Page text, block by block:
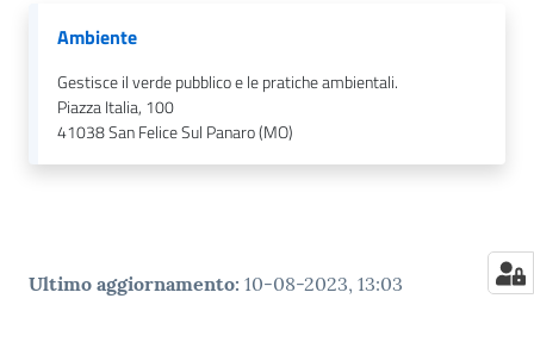
Ambiente
Gestisce il verde pubblico e le pratiche ambientali.
Piazza Italia, 100
41038San Felice Sul Panaro (MO)
Ultimo aggiornamento: 10-08-2023, 13:03